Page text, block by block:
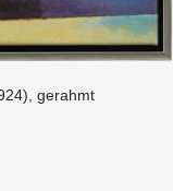
gerahmt